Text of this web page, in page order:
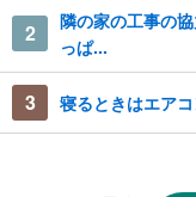
2
隣の家の工事の
っぱ...
3 寝るときはエア